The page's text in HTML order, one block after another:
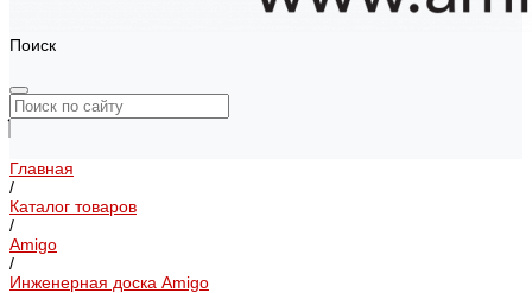
Поиск
Главная
/
Каталог товаров
/
Amigo
/
Инженерная доска Amigo